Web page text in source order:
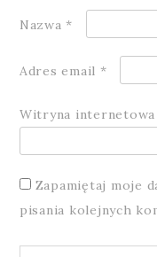
Nazwa *
Adres email *
Witryna internetowa
Zapamiętaj moje
pisania kolejnych